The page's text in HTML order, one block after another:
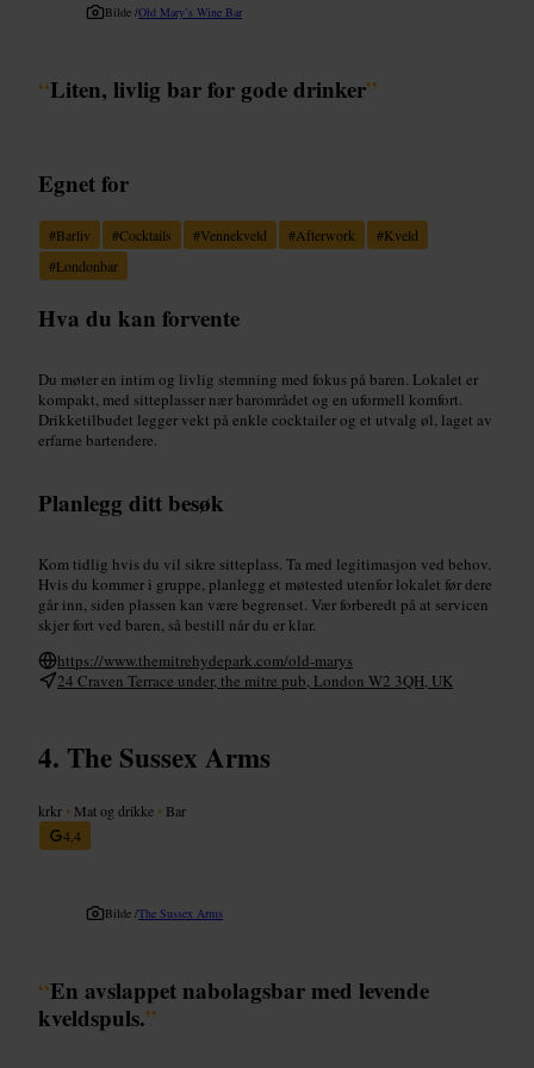
Bilde /Old Mary’s Wine Bar
“Liten, livlig bar for gode drinker”
Egnet for
#Barliv #Cocktails #Vennekveld #Afterwork #Kveld
#Londonbar
Hva du kan forvente
Du møter en intim og livlig stemning med fokus på baren. Lokalet er
kompakt, med sitteplasser nær barområdet og en uformell komfort.
Drikketilbudet legger vekt på enkle cocktailer og et utvalg øl, laget av
erfarne bartendere.
Planlegg ditt besøk
Kom tidlig hvis du vil sikre sitteplass. Ta med legitimasjon ved behov.
Hvis du kommer i gruppe, planlegg et møtested utenfor lokalet før dere
går inn, siden plassen kan være begrenset. Vær forberedt på at servicen
skjer fort ved baren, så bestill når du er klar.
https://www.themitrehydepark.com/old-marys
24 Craven Terrace under, the mitre pub, London W2 3QH, UK
The Sussex Arms
krkr • Mat og drikke • Bar
4,4
Bilde /The Sussex Arms
“En avslappet nabolagsbar med levende
kveldspuls.”